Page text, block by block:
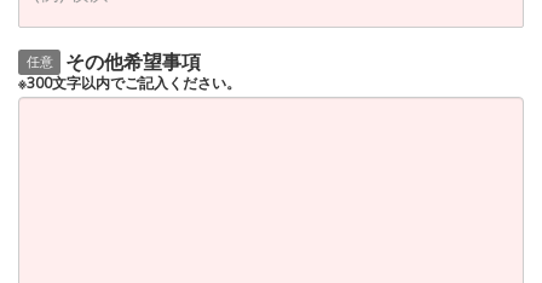
任意 その他希望事項
※300文字以内でご記入ください。